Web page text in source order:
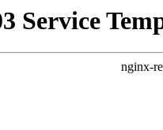
Service
nginx-